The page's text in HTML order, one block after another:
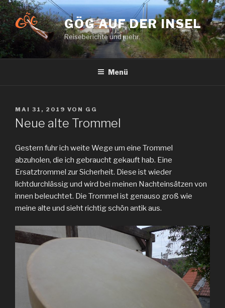
Zum
Inhalt
springen
GÖG AUF DER INSEL
Reiseberichte und mehr.
Menü
VERÖFFENTLICHT
AM
MAI 31, 2019 VON GG
Neue alte Trommel
Gestern fuhr ich weite Wege um eine Trommel
abzuholen, die ich gebraucht gekauft hab. Eine
Ersatztrommel zur Sicherheit. Diese ist wieder
lichtdurchlässig und wird bei meinen Nachteinsätzen von
innen beleuchtet. Die Trommel ist genauso groß wie
meine alte und sieht richtig schön antik aus.